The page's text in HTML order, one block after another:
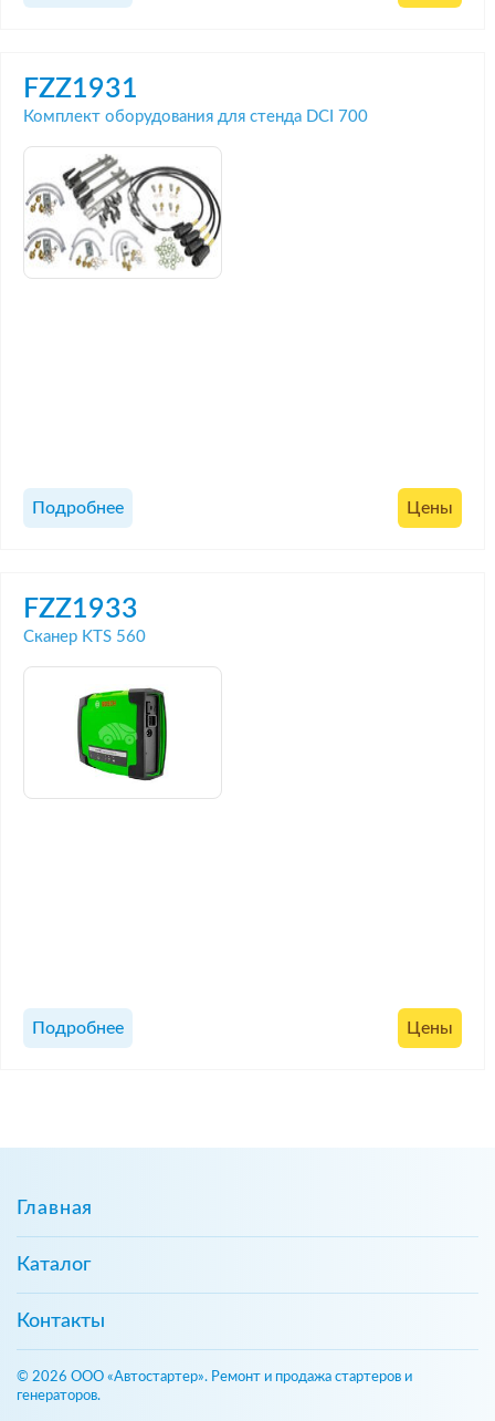
FZZ1931
Комплект оборудования для стенда DCI 700
Подробнее Цены
FZZ1933
Сканер KTS 560
Подробнее Цены
Главная
Каталог
Контакты
© 2026 ООО «Автостартер». Ремонт и продажа стартеров и
генераторов.